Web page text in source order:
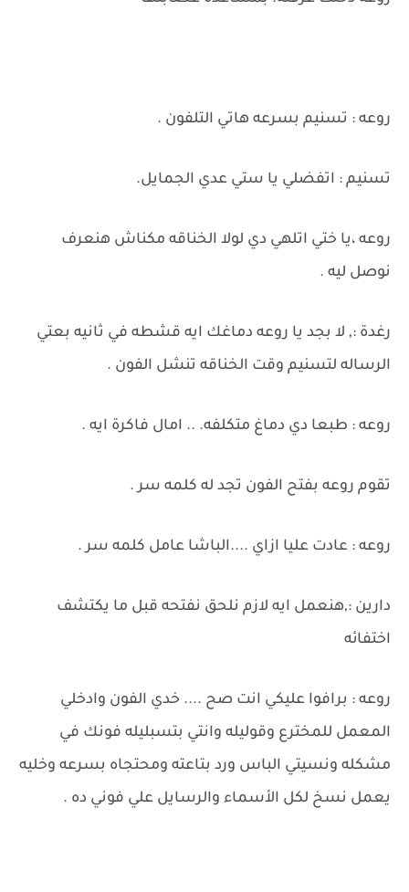
روعه : تسنيم بسرعه هاتي التلفون .
تسنيم : اتفضلي يا ستي عدي الجمايل.
روعه ،يا ختي اتلهي دي لولا الخناقه مكناش هنعرف
نوصل ليه .
رغدة :, لا بجد يا روعه دماغك ايه قشطه في ثانيه بعتي
الرساله لتسنيم وقت الخناقه تنشل الفون .
روعه : طبعا دي دماغ متكلفه. .. امال فاكرة ايه .
تقوم روعه بفتح الفون تجد له كلمه سر .
روعه : عادت عليا ازاي ....الباشا عامل كلمه سر .
دارين :,هنعمل ايه لازم نلحق نفتحه قبل ما يكتشف
اختفائه
روعه : برافوا عليكي انت صح .... خدي الفون وادخلي
المعمل للمخترع وقوليله وانتي بتسبليله فونك في
مشكله ونسيتي الباس ورد بتاعته ومحتجاه بسرعه وخليه
يعمل نسخ لكل الأسماء والرسايل علي فوني ده .